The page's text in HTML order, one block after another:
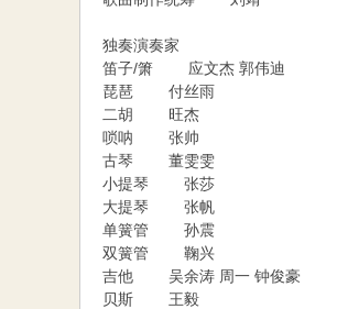
独奏演奏家
笛子/箫 应文杰 郭伟迪
琵琶 付丝雨
二胡 旺杰
唢呐 张帅
古琴 董雯雯
小提琴 张莎
大提琴 张帆
单簧管 孙震
双簧管 鞠兴
吉他 吴余涛 周一 钟俊豪
贝斯 王毅